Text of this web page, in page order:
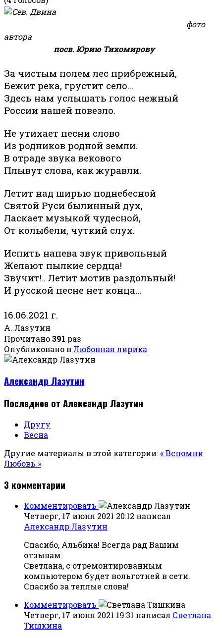
фото
автора
посв. Юрию Тихомирову
За чистым полем лес прибрежный,
Бежит река, грустит село...
Здесь нам услышать голос нежный
России нашей повезло.
Не утихает песни слово
Из родников родной земли.
В отраде звука векового
Плывут слова, как журавли.
Летит над ширью поднебесной
Святой Руси былинный дух,
Ласкает музыкой чудесной,
От колыбели, чуткий слух.
Испить напева звук привольный
Желают пылкие сердца!
Звучит!.. Летит мотив раздольный!
И русской песне нет конца...
16.06.2021 г.
А. Лазутин
Прочитано391 раз
Опубликовано в Любовная лирика
Александр Лазутин
Последнее от Александр Лазутин
Другу
Весна
Другие материалы в этой категории:« Вспомни
Любовь »
3 комментарии
Комментировать
Четверг, 17 июня 2021 20:12 написал
Александр Лазутин
Спасибо, Альбина! Всегда рад Вашим
отзывам.
Светлана, с отремонтированным
компьютером будет вольготней в сети.
Спасибо за теплые слова!
Комментировать
Четверг, 17 июня 2021 19:31 написал Светлана
Тишкина